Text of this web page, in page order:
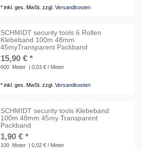
*inkl. ges. MwSt. zzgl.Versandkosten
SCHMIDT security tools 6 Rollen
Klebeband 100m 48mm
45myTransparent Packband
15,90 € *
600 Meter | 0,03 € / Meter
*inkl. ges. MwSt. zzgl.Versandkosten
SCHMIDT security tools Klebeband
100m 48mm 45my Transparent
Packband
1,90 € *
100 Meter | 0,02 € / Meter